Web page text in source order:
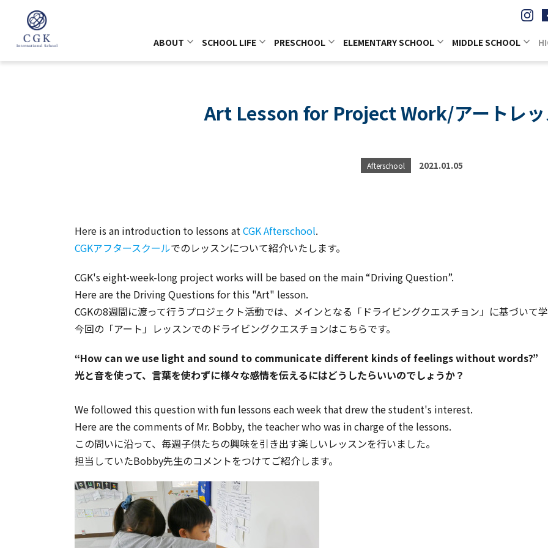
ABOUT SCHOOL LIFE PRESCHOOL ELEMENTARY SCHOOL MIDDLE SCHOOL
Art Lesson for Project Work/アートレッ
Afterschool 2021.01.05
Here is an introduction to lessons atCGK Afterschool.
CGKアフタースクールでのレッスンについて紹介いたします。
CGK's eight-week-long project works will be based on the main “Driving Question”.
Here are the Driving Questions for this "Art" lesson.
CGKの8週間に渡って行うプロジェクト活動では、メインとなる「ドライビングクエスチョン」に基づいて学
今回の「アート」レッスンでのドライビングクエスチョンはこちらです。
“How can we use light and sound to communicate different kinds of feelings without words?”
光と音を使って、言葉を使わずに様々な感情を伝えるにはどうしたらいいのでしょうか？
We followed this question with fun lessons each week that drew the student's interest.
Here are the comments of Mr. Bobby, the teacher who was in charge of the lessons.
この問いに沿って、毎週子供たちの興味を引き出す楽しいレッスンを行いました。
担当していたBobby先生のコメントをつけてご紹介します。